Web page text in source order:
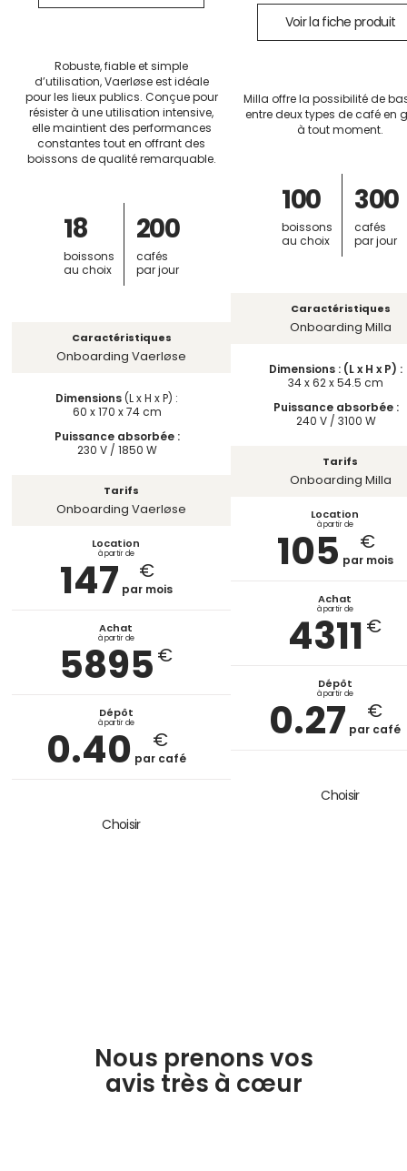
Robuste, fiable et simple
d’utilisation, Vaerløse est idéale
pour les lieux publics. Conçue pour
résister à une utilisation intensive,
elle maintient des performances
constantes tout en offrant des
boissons de qualité remarquable.
18
boissons
au choix
200
cafés
par jour
Caractéristiques
Onboarding Vaerløse
Dimensions (L x H x P) :
60 x 170 x 74 cm
Puissance absorbée :
230 V / 1850 W
Tarifs
Onboarding Vaerløse
Location
à partir de
147 €
par mois
Achat
à partir de
5895 €
Dépôt
à partir de
0.40 €
par café
Choisir
Voir la fiche produit
Milla offre la possibilité de
entre deux types de café en
à tout moment.
100
boissons
au choix
300
cafés
par jour
Caractéristiques
Onboarding Milla
Dimensions : (L x H x P) :
34 x 62 x 54.5 cm
Puissance absorbée :
240 V / 3100 W
Tarifs
Onboarding Milla
Location
à partir de
105 €
par mois
Achat
à partir de
4311 €
Dépôt
à partir de
0.27 €
par café
Choisir
Nous prenons vos
avis très à cœur